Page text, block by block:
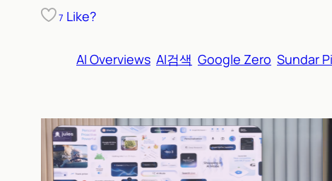
7 Like?
AI Overviews AI검색 Google Zero Sundar